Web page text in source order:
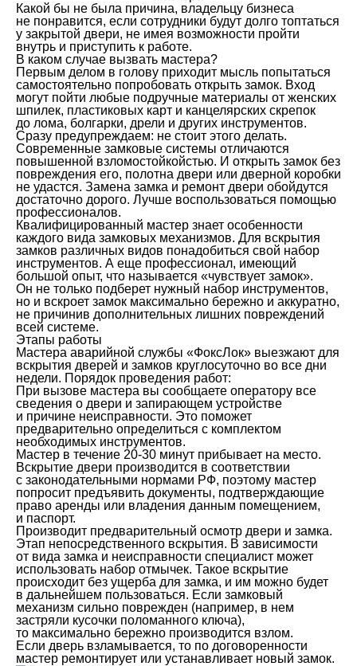
Какой бы не была причина, владельцу бизнеса
не понравится, если сотрудники будут долго топтаться
у закрытой двери, не имея возможности пройти
внутрь и приступить к работе.
В каком случае вызвать мастера?
Первым делом в голову приходит мысль попытаться
самостоятельно попробовать открыть замок. Вход
могут пойти любые подручные материалы от женских
шпилек, пластиковых карт и канцелярских скрепок
до лома, болгарки, дрели и других инструментов.
Сразу предупреждаем: не стоит этого делать.
Современные замковые системы отличаются
повышенной взломостойкойстью. И открыть замок без
повреждения его, полотна двери или дверной коробки
не удастся. Замена замка и ремонт двери обойдутся
достаточно дорого. Лучше воспользоваться помощью
профессионалов.
Квалифицированный мастер знает особенности
каждого вида замковых механизмов. Для вскрытия
замков различных видов понадобиться свой набор
инструментов. А еще профессионал, имеющий
большой опыт, что называется «чувствует замок».
Он не только подберет нужный набор инструментов,
но и вскроет замок максимально бережно и аккуратно,
не причинив дополнительных лишних повреждений
всей системе.
Этапы работы
Мастера аварийной службы «ФоксЛок» выезжают для
вскрытия дверей и замков круглосуточно во все дни
недели. Порядок проведения работ:
При вызове мастера вы сообщаете оператору все
сведения о двери и запирающем устройстве
и причине неисправности. Это поможет
предварительно определиться с комплектом
необходимых инструментов.
Мастер в течение 20-30 минут прибывает на место.
Вскрытие двери производится в соответствии
с законодательными нормами РФ, поэтому мастер
попросит предъявить документы, подтверждающие
право аренды или владения данным помещением,
и паспорт.
Производит предварительный осмотр двери и замка.
Этап непосредственного вскрытия. В зависимости
от вида замка и неисправности специалист может
использовать набор отмычек. Такое вскрытие
происходит без ущерба для замка, и им можно будет
в дальнейшем пользоваться. Если замковый
механизм сильно поврежден (например, в нем
застряли кусочки поломанного ключа),
то максимально бережно производится взлом.
Если дверь взламывается, то по договоренности
мастер ремонтирует или устанавливает новый замок.